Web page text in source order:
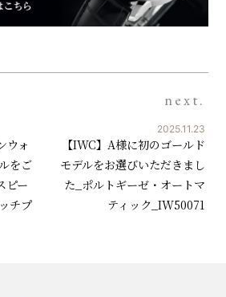
ウォ
をご
ピー
チプ
next.
2025.11.23
【IWC】A様に初のゴールド
モデルをお選びいただきまし
た_ポルトギーゼ・オートマ
ティック_IW50071